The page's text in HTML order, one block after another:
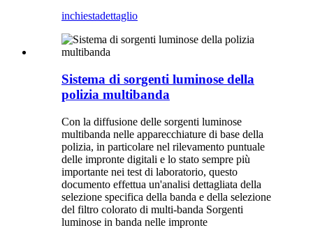
inchiestadettaglio
Sistema di sorgenti luminose della
polizia multibanda
Con la diffusione delle sorgenti luminose
multibanda nelle apparecchiature di base della
polizia, in particolare nel rilevamento puntuale
delle impronte digitali e lo stato sempre più
importante nei test di laboratorio, questo
documento effettua un'analisi dettagliata della
selezione specifica della banda e della selezione
del filtro colorato di multi-banda Sorgenti
luminose in banda nelle impronte